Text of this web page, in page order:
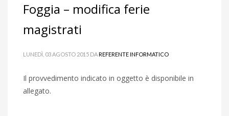
Foggia – modifica ferie
magistrati
LUNEDÌ, 03 AGOSTO 2015 DAREFERENTE INFORMATICO
Il provvedimento indicato in oggetto è disponibile in
allegato.